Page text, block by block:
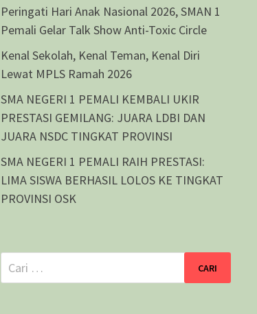
Peringati Hari Anak Nasional 2026, SMAN 1
Pemali Gelar Talk Show Anti-Toxic Circle
Kenal Sekolah, Kenal Teman, Kenal Diri
Lewat MPLS Ramah 2026
SMA NEGERI 1 PEMALI KEMBALI UKIR
PRESTASI GEMILANG: JUARA LDBI DAN
JUARA NSDC TINGKAT PROVINSI
SMA NEGERI 1 PEMALI RAIH PRESTASI:
LIMA SISWA BERHASIL LOLOS KE TINGKAT
PROVINSI OSK
Cari
untuk: